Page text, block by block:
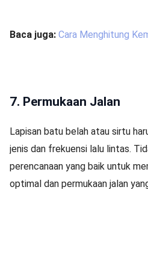
Baca juga: Cara Menghitung
7. Permukaan Jalan
Lapisan batu belah atau sirtu
jenis dan frekuensi lalu lintas.
perencanaan yang baik untuk
optimal dan permukaan jalan